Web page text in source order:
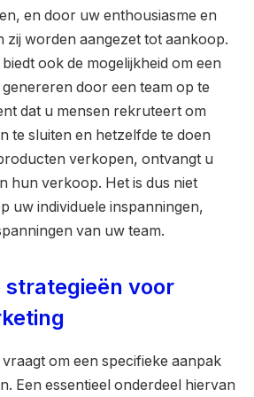
en door uw enthousiasme en
zij worden aangezet tot aankoop.
ook de mogelijkheid om een
door een team op te
dat u mensen rekruteert om
te sluiten en hetzelfde te doen
verkopen, ontvangt u
hun verkoop. Het is dus niet
uw individuele inspanningen,
van uw team.
voor
om een specifieke aanpak
Een essentieel onderdeel hiervan